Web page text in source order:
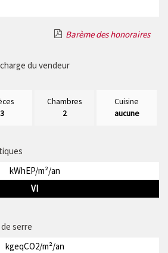
Barème des honoraires
du vendeur
3
Chambres
2
Cuisine
aucune
kWhEP/m²/an
VI
serre
kgeqCO2/m²/an